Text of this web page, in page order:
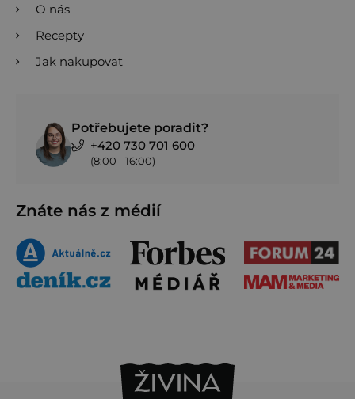
O nás
Recepty
Jak nakupovat
Potřebujete poradit?
+420 730 701 600
(8:00 - 16:00)
Znáte nás z médií